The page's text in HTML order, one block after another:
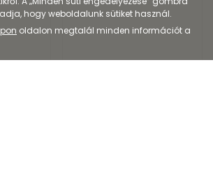
hogy weboldalunk sütiket használ.
oldalon megtalál minden információt a